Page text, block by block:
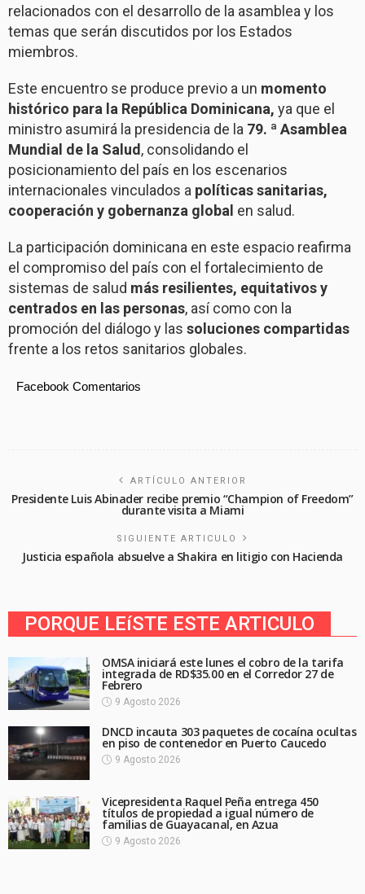
relacionados con el desarrollo de la asamblea y los
temas que serán discutidos por los Estados
miembros.
Este encuentro se produce previo a un momento
histórico para la República Dominicana, ya que el
ministro asumirá la presidencia de la 79. ª Asamblea
Mundial de la Salud, consolidando el
posicionamiento del país en los escenarios
internacionales vinculados a políticas sanitarias,
cooperación y gobernanza global en salud.
La participación dominicana en este espacio reafirma
el compromiso del país con el fortalecimiento de
sistemas de salud más resilientes, equitativos y
centrados en las personas, así como con la
promoción del diálogo y las soluciones compartidas
frente a los retos sanitarios globales.
Facebook Comentarios
ARTÍCULO ANTERIOR
Presidente Luis Abinader recibe premio “Champion of Freedom”
durante visita a Miami
SIGUIENTE ARTICULO
Justicia española absuelve a Shakira en litigio con Hacienda
PORQUE LEíSTE ESTE ARTICULO
OMSA iniciará este lunes el cobro de la tarifa
integrada de RD$35.00 en el Corredor 27 de
Febrero
9 Agosto 2026
DNCD incauta 303 paquetes de cocaína ocultas
en piso de contenedor en Puerto Caucedo
9 Agosto 2026
Vicepresidenta Raquel Peña entrega 450
títulos de propiedad a igual número de
familias de Guayacanal, en Azua
9 Agosto 2026